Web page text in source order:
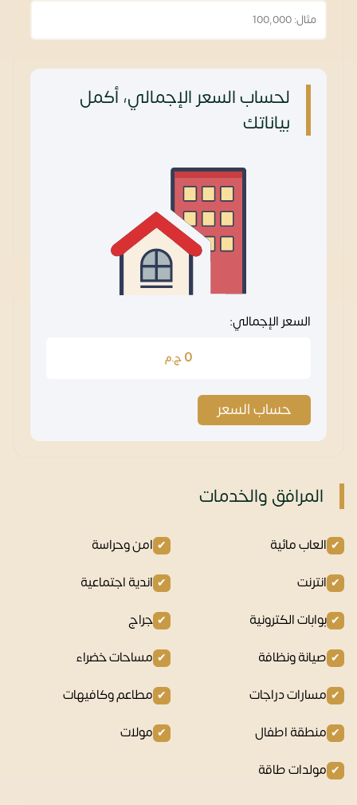
لحساب السعر الإجمالي، أكمل
بياناتك
السعر الإجمالي:
0 ج.م
حساب السعر
المرافق والخدمات
العاب مائية
امن وحراسة
انترنت
اندية اجتماعية
بوابات الكترونية
جراج
صيانة ونظافة
مساحات خضراء
مسارات دراجات
مطاعم وكافيهات
منطقة اطفال
مولات
مولدات طاقة